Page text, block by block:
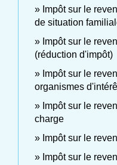
Impôt sur le
de situation
Impôt sur le
(réduction d'impôt)
Impôt sur le
organismes
Impôt sur le
charge
Impôt sur le
Impôt sur le